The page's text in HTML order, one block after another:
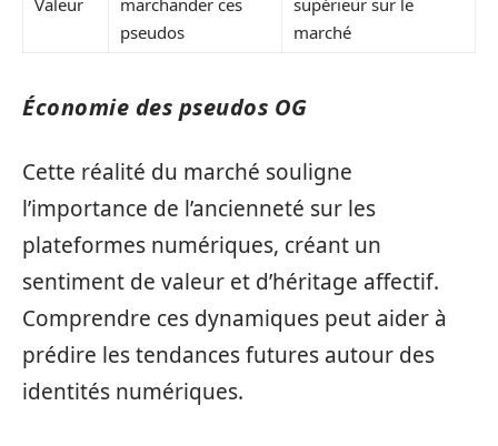
pseudos
marché
Économie des pseudos OG
Cette réalité du marché souligne
l’importance de l’ancienneté sur les
plateformes numériques, créant un
sentiment de valeur et d’héritage affectif.
Comprendre ces dynamiques peut aider à
prédire les tendances futures autour des
identités numériques.